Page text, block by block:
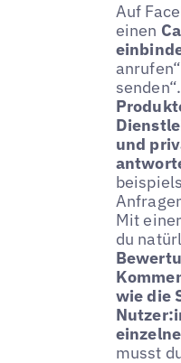
Auf
einen
senden“.
und
Mit
du
wie die
musst